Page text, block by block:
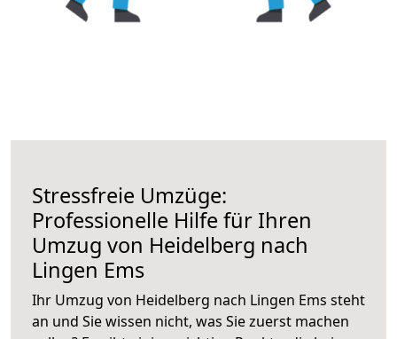
Stressfreie Umzüge:
Professionelle Hilfe für Ihren
Umzug von Heidelberg nach
Lingen Ems
Ihr Umzug von Heidelberg nach Lingen Ems steht
an und Sie wissen nicht, was Sie zuerst machen